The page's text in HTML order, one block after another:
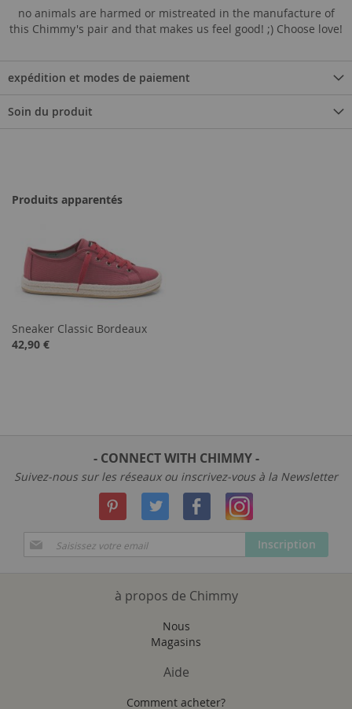
no animals are harmed or mistreated in the manufacture of
this Chimmy's pair and that makes us feel good! ;) Choose love!
expédition et modes de paiement
Soin du produit
Produits apparentés
Sneaker Classic Bordeaux
42,90 €
- CONNECT WITH CHIMMY -
Suivez-nous sur les réseaux ou inscrivez-vous à la Newsletter
Inscription
à
Inscription
à propos de Chimmy
Nous
Magasins
Aide
Comment acheter?